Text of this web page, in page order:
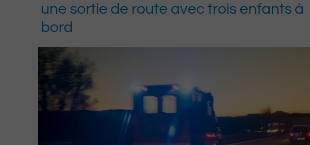
une sortie de route avec trois enfants à
bord